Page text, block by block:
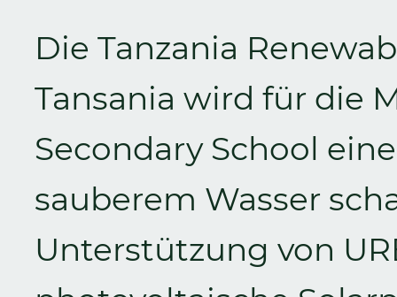
Die Tanzania
Tansania wird für die
Secondary School
sauberem Wasser
Unterstützung von